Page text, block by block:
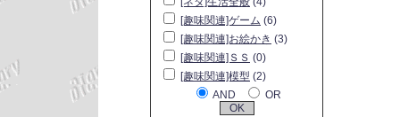
[趣味関連]ゲーム (6)
[趣味関連]お絵かき (3)
[趣味関連]ＳＳ (0)
[趣味関連]模型 (2)
AND
OR